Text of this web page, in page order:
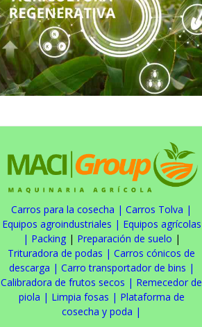
Carros para la cosecha | Carros Tolva |
Equipos agroindustriales | Equipos agrícolas
| Packing| Preparación de suelo |
Trituradora de podas | Carros cónicos de
descarga | Carro transportador de bins |
Calibradora de frutos secos | Remecedor de
piola | Limpia fosas | Plataforma de
cosecha y poda |